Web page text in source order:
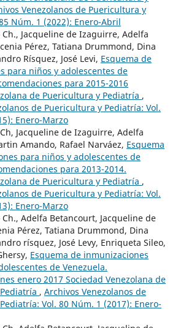
Venezolanos de Puericultura y
Núm. 1 (2022): Enero-Abril
Ch., Jacqueline de Izaguirre, Adelfa
Pérez, Tatiana Drummond, Dina
Rísquez, José Levi, Esquema de
para niños y adolescentes de
para 2015-2016
de Puericultura y Pediatría ,
de Puericultura y Pediatría: Vol.
Enero-Marzo
Jacqueline de Izaguirre, Adelfa
Amando, Rafael Narváez, Esquema
para niños y adolescentes de
para 2013-2014.
de Puericultura y Pediatría ,
de Puericultura y Pediatría: Vol.
Enero-Marzo
Ch., Adelfa Betancourt, Jacqueline de
Pérez, Tatiana Drummond, Dina
rísquez, José Levy, Enriqueta Sileo,
Esquema de inmunizaciones
de Venezuela.
enero 2017 Sociedad Venezolana de
, Archivos Venezolanos de
Vol. 80 Núm. 1 (2017): Enero-